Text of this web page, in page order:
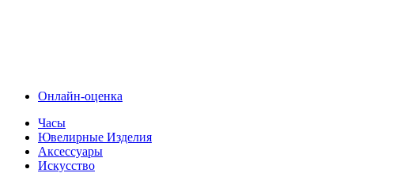
Онлайн-оценка
Часы
Ювелирные Изделия
Аксессуары
Искусство